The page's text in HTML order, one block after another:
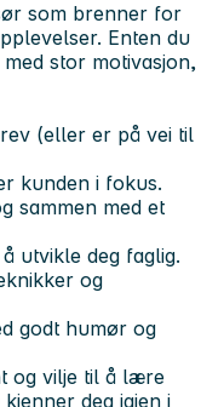
som brenner for
Enten du
stor motivasjon,
(eller er på vei til
kunden i fokus.
sammen med et
utvikle deg faglig.
og
godt humør og
og vilje til å lære
deg igjen i